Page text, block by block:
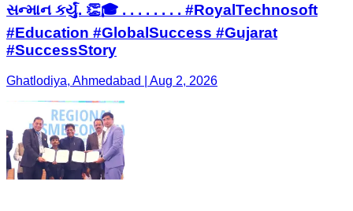
સન્માન કર્યું. 👏🎓 . . . . . . . . #RoyalTechnosoft
#Education #GlobalSuccess #Gujarat
#SuccessStory
Ghatlodiya, Ahmedabad | Aug 2, 2026